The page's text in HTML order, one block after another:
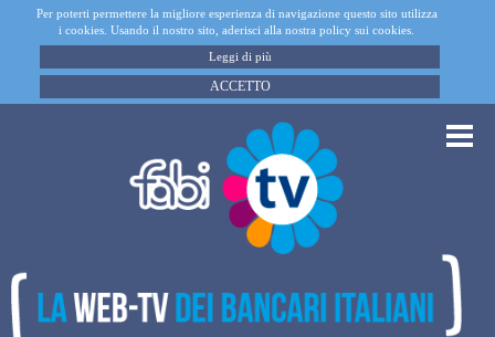
Per poterti permettere la migliore esperienza di navigazione questo sito utilizza
i cookies. Usando il nostro sito, aderisci alla nostra policy sui cookies.
Leggi di più
ACCETTO